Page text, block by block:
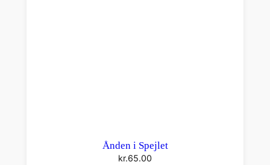
Ånden i Spejlet
kr.65.00